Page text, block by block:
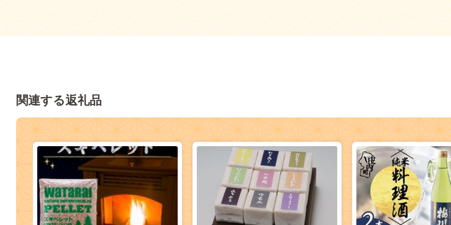
関連する返礼品